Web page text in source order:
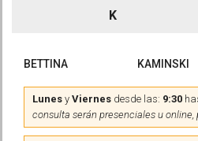
K
BETTINA KAMINSKI
Lunes y Viernes desde las: 9:30
consulta serán presenciales u